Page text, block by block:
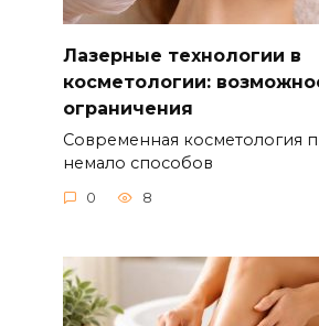
Лазерные технологии в
косметологии:
ограничения
Современная косметология
немало способов
0 8